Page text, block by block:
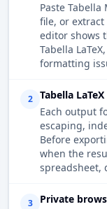
Paste
file, or
editor shows
Tabella
formatting
2
Tabella
Each output
escaping,
Before
when the
spreadsheet,
3 Private